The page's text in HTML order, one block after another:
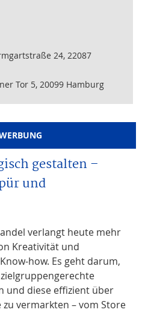
gestalten –
und
verlangt heute mehr
Kreativität und
how. Es geht darum,
und diese effizient über
vermarkten – vom Store
24, 22087
Tor 5, 20099 Hamburg